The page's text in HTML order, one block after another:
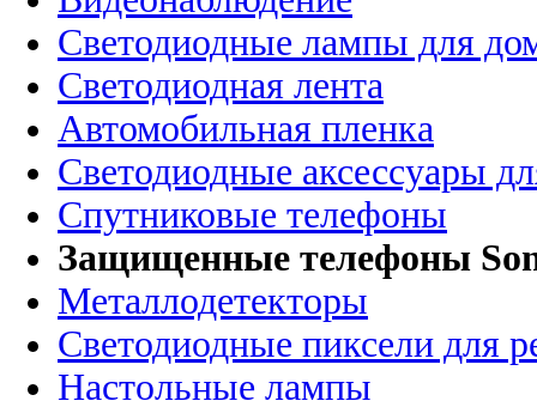
Светодиодные лампы для
Светодиодная лента
Автомобильная пленка
Светодиодные аксессуары
Спутниковые телефоны
Защищенные телефоны
Металлодетекторы
Светодиодные пиксели для
Настольные лампы